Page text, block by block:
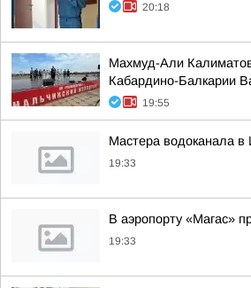
20:18
Махмуд-Али
Кабардино-Балкарии
19:55
Мастера водоканала в
19:33
В аэропорту «Магас»
19:33